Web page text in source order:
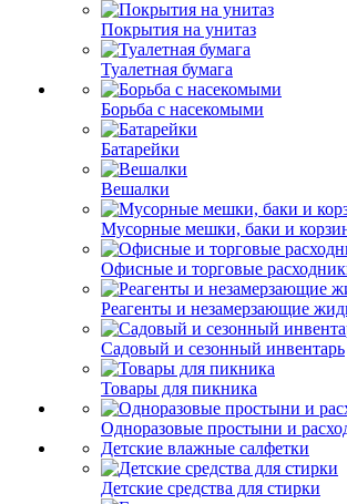
Покрытия на унитаз
Туалетная бумага
Борьба с насекомыми
Батарейки
Вешалки
Мусорные мешки, баки и
Офисные и торговые
Реагенты и незамерзающие
Садовый и сезонный инвентарь
Товары для пикника
Одноразовые простыни и
Детские влажные салфетки
Детские средства для стирки